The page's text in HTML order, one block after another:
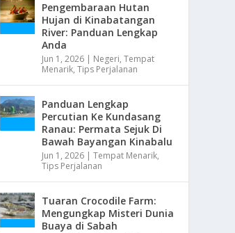
Pengembaraan Hutan
Hujan di Kinabatangan
River: Panduan Lengkap
Anda
Jun 1, 2026 | Negeri,Tempat
Menarik,Tips Perjalanan
Panduan Lengkap
Percutian Ke Kundasang
Ranau: Permata Sejuk Di
Bawah Bayangan Kinabalu
Jun 1, 2026 |Tempat Menarik,
Tips Perjalanan
Tuaran Crocodile Farm:
Mengungkap Misteri Dunia
Buaya di Sabah